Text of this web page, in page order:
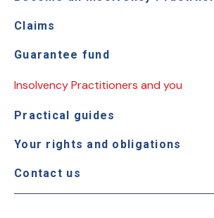
Claims
Guarantee fund
Insolvency Practitioners and you
Practical guides
Your rights and obligations
Contact us